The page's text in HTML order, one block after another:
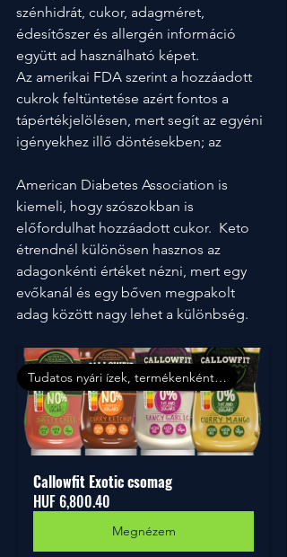
szénhidrát, cukor, adagméret,
édesítőszer és allergén információ
együtt ad használható képet.
Az amerikai FDA szerint a hozzáadott
cukrok feltüntetése azért fontos a
tápértékjelölésen, mert segít az egyéni
igényekhez illő döntésekben; az
American Diabetes Association is
kiemeli, hogy szószokban is
előfordulhat hozzáadott cukor.  Keto
étrendnél különösen hasznos az
adagonkénti értéket nézni, mert egy
evőkanál és egy bőven megpakolt
adag között nagy lehet a különbség.
Tudatos nyári ízek, termékenként 10% kedvezménnyel
Callowfit Exotic csomag
HUF 6,800.40
Megnézem